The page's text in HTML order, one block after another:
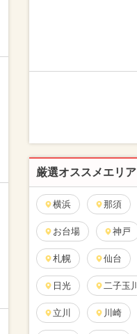
厳選オススメエリア
横浜 那須
お台場 神戸
札幌 仙台
日光 二子玉川
立川 川崎